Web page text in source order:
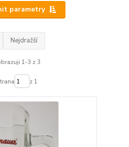
parametry
Nejdražší
1-3 z 3
z 1